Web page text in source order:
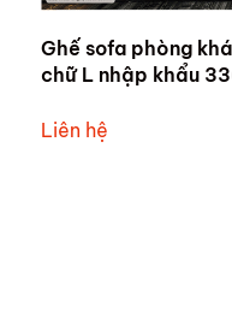
Ghế sofa phòng
chữ L nhập khẩu
Liên hệ